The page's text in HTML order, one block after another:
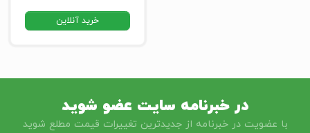
خرید آنلاین
در خبرنامه سایت عضو شوید
با عضویت در خبرنامه از جدیدترین تغییرات قیمت مطلع شوید